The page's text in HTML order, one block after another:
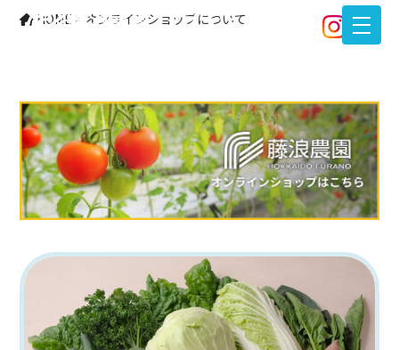
オンラインショップについて
HOME > オンラインショップについて